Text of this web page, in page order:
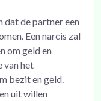
dat de partner een
Een narcis zal
om geld en
van het
bezit en geld.
uit willen